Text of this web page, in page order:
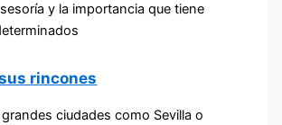
y la importancia que tiene
rincones
ciudades como Sevilla o